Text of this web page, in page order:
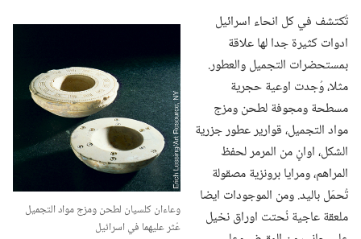
وعاءان كلسيان لطحن ومزج مواد التجميل
عُثر عليهما في اسرائيل
تُكتشف في كل انحاء اسرائيل
ادوات كثيرة جدا لها علاقة
بمستحضرات التجميل والعطور.‏
مثلا،‏ وُجدت اوعية حجرية
مسطحة ومجوفة لطحن ومزج
مواد التجميل،‏ قوارير عطور جزرية
الشكل،‏ اوانٍ من المرمر لحفظ
المراهم،‏ ومرايا برونزية مصقولة
تُحمَل باليد.‏ ومن الموجودات ايضا
ملعقة عاجية نُحتت اوراق نخيل